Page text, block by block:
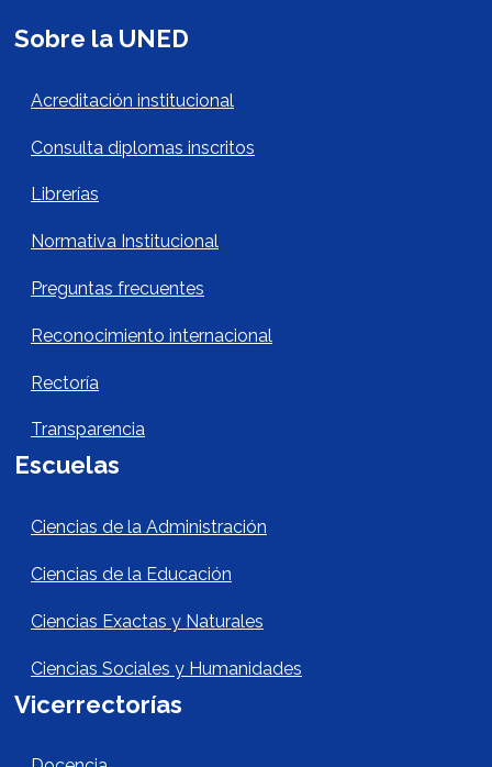
Sobre la UNED
Acerca de la UNED Footer
Acreditación institucional
Consulta diplomas inscritos
Librerías
Normativa Institucional
Preguntas frecuentes
Reconocimiento internacional
Rectoría
Transparencia
Escuelas
Escuelas Footer
Ciencias de la Administración
Ciencias de la Educación
Ciencias Exactas y Naturales
Ciencias Sociales y Humanidades
Vicerrectorías